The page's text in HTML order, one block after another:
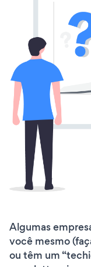
Algumas
você mesmo
ou têm um